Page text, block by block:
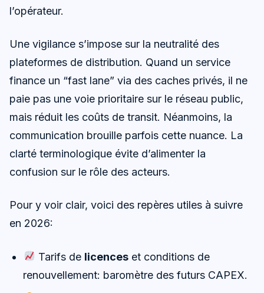
l’opérateur.
Une vigilance s’impose sur la neutralité des
plateformes de distribution. Quand un service
finance un “fast lane” via des caches privés, il ne
paie pas une voie prioritaire sur le réseau public,
mais réduit les coûts de transit. Néanmoins, la
communication brouille parfois cette nuance. La
clarté terminologique évite d’alimenter la
confusion sur le rôle des acteurs.
Pour y voir clair, voici des repères utiles à suivre
en 2026:
Tarifs de licenceset conditions de
renouvellement: baromètre des futurs CAPEX.